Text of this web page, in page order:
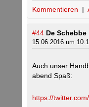
Kommentieren |
#44 De Schebbe
15.06.2016 um
Auch unser
abend Spaß:
https://